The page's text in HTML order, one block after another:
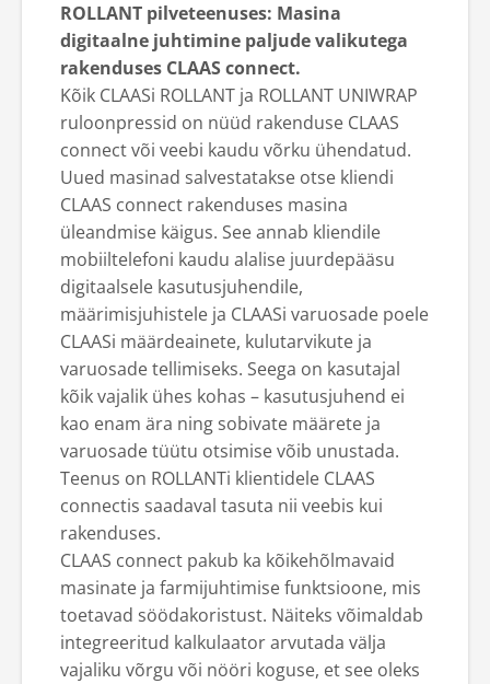
ROLLANT pilveteenuses: Masina
digitaalne juhtimine paljude valikutega
rakenduses CLAAS connect.
Kõik CLAASi ROLLANT ja ROLLANT UNIWRAP
ruloonpressid on nüüd rakenduse CLAAS
connect või veebi kaudu võrku ühendatud.
Uued masinad salvestatakse otse kliendi
CLAAS connect rakenduses masina
üleandmise käigus. See annab kliendile
mobiiltelefoni kaudu alalise juurdepääsu
digitaalsele kasutusjuhendile,
määrimisjuhistele ja CLAASi varuosade poele
CLAASi määrdeainete, kulutarvikute ja
varuosade tellimiseks. Seega on kasutajal
kõik vajalik ühes kohas – kasutusjuhend ei
kao enam ära ning sobivate määrete ja
varuosade tüütu otsimise võib unustada.
Teenus on ROLLANTi klientidele CLAAS
connectis saadaval tasuta nii veebis kui
rakenduses.
CLAAS connect pakub ka kõikehõlmavaid
masinate ja farmijuhtimise funktsioone, mis
toetavad söödakoristust. Näiteks võimaldab
integreeritud kalkulaator arvutada välja
vajaliku võrgu või nööri koguse, et see oleks